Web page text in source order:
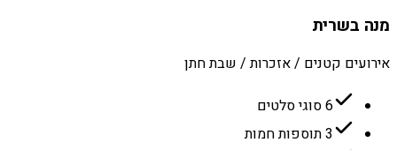
מנה בשרית
אירועים קטנים / אזכרות / שבת חתן
6 סוגי סלטים
3 תוספות חמות